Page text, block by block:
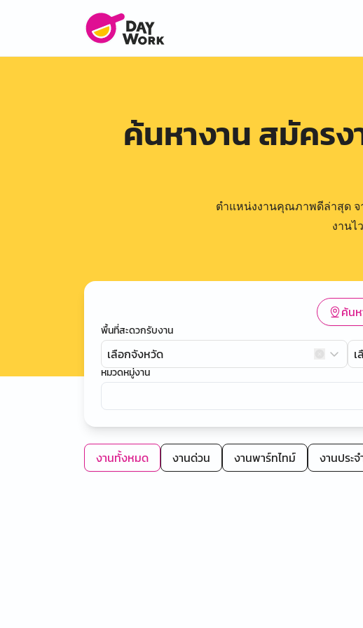
ค้นหางาน สมัครง
ตำแหน่งงานคุณภาพดีล่าสุด
งานไ
ค้น
พื้นที่สะดวกรับงาน
เลือกจังหวัด
หมวดหมู่งาน
งานทั้งหมด งานด่วน งานพาร์ทไทม์ งานประจ